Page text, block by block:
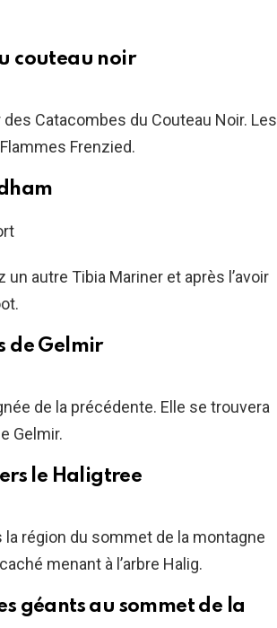
couteau noir
Catacombes du Couteau Noir. Les
Frenzied.
autre Tibia Mariner et après l’avoir
de Gelmir
de la précédente. Elle se trouvera
Gelmir.
le Haligtree
région du sommet de la montagne
menant à l’arbre Halig.
géants au sommet de la